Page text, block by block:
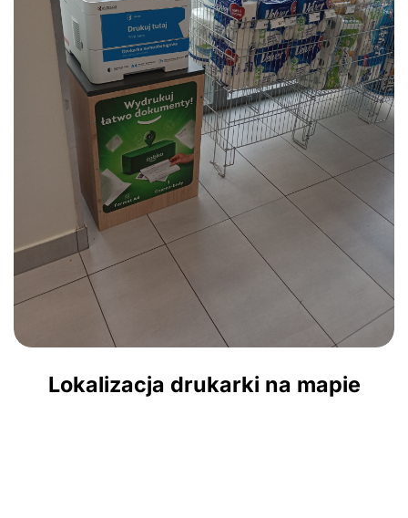
Lokalizacja drukarki na mapie